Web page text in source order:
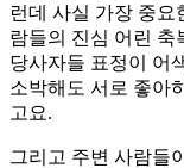
런데 사실 가장 중
람들의 진심 어린 축
당사자들 표정이 어
소박해도 서로 좋아
고요.
그리고 주변 사람들